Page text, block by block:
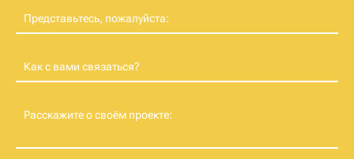
Представьтесь, пожалуйста:
Как с вами связаться?
Расскажите о своём проекте: